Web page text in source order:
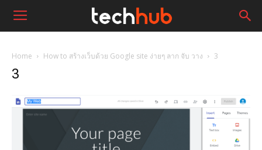
Home How to สร้างเว็บด้วย Google site ง่ายๆ ลาก จับ วาง 3
3